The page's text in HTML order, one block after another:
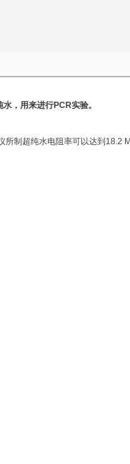
，用来进行PCR实验。
制超纯水电阻率可以达到